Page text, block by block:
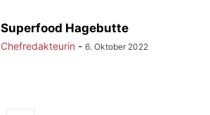
Superfood Hagebutte
Chefredakteurin - 6. Oktober 2022